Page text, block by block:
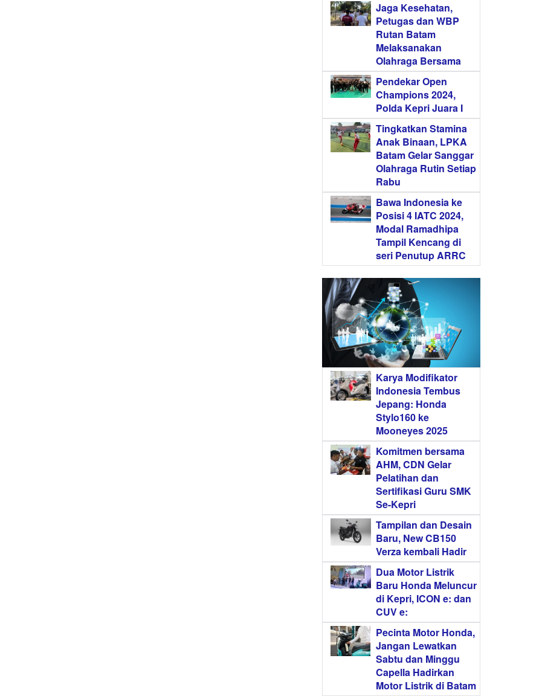
Jaga Kesehatan,
Petugas dan WBP
Rutan Batam
Melaksanakan
Olahraga Bersama
Pendekar Open
Champions 2024,
Polda Kepri Juara I
Tingkatkan Stamina
Anak Binaan, LPKA
Batam Gelar Sanggar
Olahraga Rutin Setiap
Rabu
Bawa Indonesia ke
Posisi 4 IATC 2024,
Modal Ramadhipa
Tampil Kencang di
seri Penutup ARRC
Karya Modifikator
Indonesia Tembus
Jepang: Honda
Stylo160 ke
Mooneyes 2025
Komitmen bersama
AHM, CDN Gelar
Pelatihan dan
Sertifikasi Guru SMK
Se-Kepri
Tampilan dan Desain
Baru, New CB150
Verza kembali Hadir
Dua Motor Listrik
Baru Honda Meluncur
di Kepri, ICON e: dan
CUV e:
Pecinta Motor Honda,
Jangan Lewatkan
Sabtu dan Minggu
Capella Hadirkan
Motor Listrik di Batam